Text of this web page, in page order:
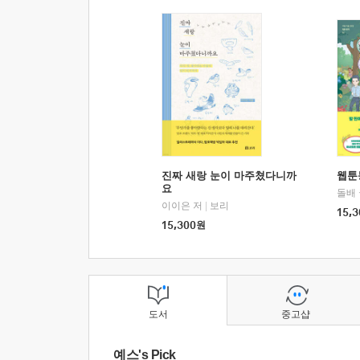
진짜 새랑 눈이 마주쳤다니까
요
이이은 저
보리
15,300원
웹
돌배
도서
예스's Pick
중고샵